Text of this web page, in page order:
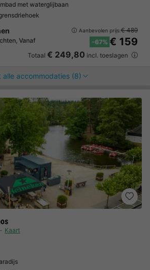
met waterglijbaan
Vanaf
Aanbevolen prijs:€ 489
-67% € 159
Totaal € 249,80 incl. toeslagen
alle accommodaties (8)
Kaart